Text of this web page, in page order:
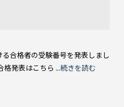
合格者の受験番号を発表しまし
格発表はこちら ...続きを読む